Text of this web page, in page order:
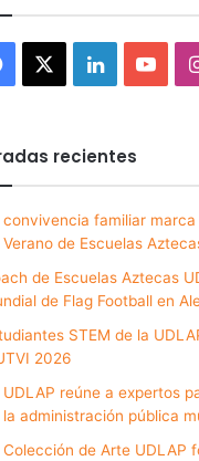
Facebook LinkedIn
recientes
convivencia familiar
Verano de Escuelas
de Escuelas Aztecas
de Flag Football en
STEM de la
2026
UDLAP reúne a expertos
la administración pública
Colección de Arte UDLAP